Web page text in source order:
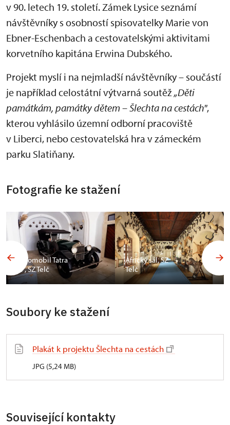
v 90. letech 19. století. Zámek Lysice seznámí
návštěvníky s osobností spisovatelky Marie von
Ebner-Eschenbach a cestovatelskými aktivitami
korvetního kapitána Erwina Dubského.
Projekt myslí i na nejmladší návštěvníky – součástí
je například celostátní výtvarná soutěž„Děti
památkám, památky dětem – Šlechta na cestách",
kterou vyhlásilo územní odborní pracoviště
v Liberci, nebo cestovatelská hra v zámeckém
parku Slatiňany.
Fotografie ke stažení
Automobil Tatra
17, SZ Telč
Africký sál, SZ
Telč
Soubory ke stažení
Plakát k projektu Šlechta na cestách
JPG (5,24 MB)
Související kontakty